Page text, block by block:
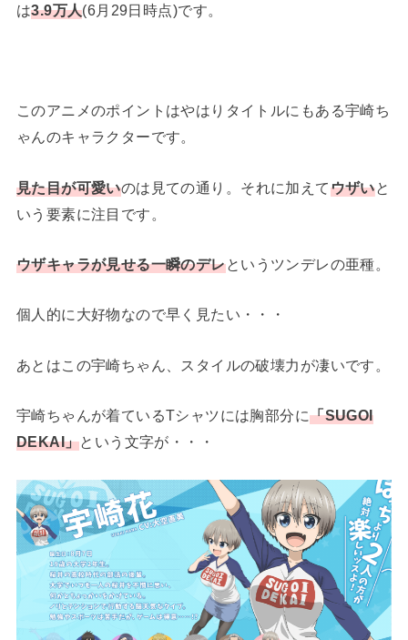
は3.9万人(6月29日時点)です。
このアニメのポイントはやはりタイトルにもある宇崎ち
ゃんのキャラクターです。
見た目が可愛いのは見ての通り。それに加えてウザいと
いう要素に注目です。
ウザキャラが見せる一瞬のデレというツンデレの亜種。
個人的に大好物なので早く見たい・・・
あとはこの宇崎ちゃん、スタイルの破壊力が凄いです。
宇崎ちゃんが着ているTシャツには胸部分に「SUGOI
DEKAI」という文字が・・・